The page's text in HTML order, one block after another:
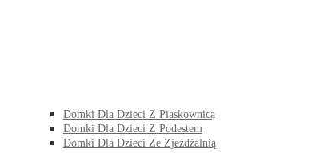
Domki Dla Dzieci Z Piaskownicą
Domki Dla Dzieci Z Podestem
Domki Dla Dzieci Ze Zjeżdżalnią